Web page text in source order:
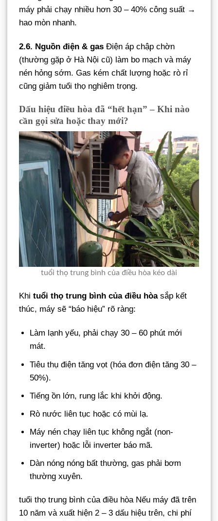
máy phải chạy nhiều hơn 30 – 40% công suất →
hao mòn nhanh.
2.6. Nguồn điện & gas Điện áp chập chờn
(thường gặp ở Hà Nội cũ) làm bo mạch và máy
nén hỏng sớm. Gas kém chất lượng hoặc rò rỉ
cũng giảm tuổi thọ nghiêm trọng.
Dấu hiệu điều hòa đã “hết hạn” – Khi nào
cần gọi sửa hoặc thay mới?
tuổi thọ trung bình của điều hòa kéo dài
Khi tuổi thọ trung bình của điều hòasắp kết
thúc, máy sẽ “báo hiệu” rõ ràng:
Làm lạnh yếu, phải chạy 30 – 60 phút mới
mát.
Tiêu thụ điện tăng vọt (hóa đơn điện tăng 30 –
50%).
Tiếng ồn lớn, rung lắc khi khởi động.
Rò nước liên tục hoặc có mùi lạ.
Máy nén chạy liên tục không ngắt (non-
inverter) hoặc lỗi inverter báo mã.
Dàn nóng nóng bất thường, gas phải bơm
thường xuyên.
tuổi thọ trung bình của điều hòa Nếu máy đã trên
10 năm và xuất hiện 2 – 3 dấu hiệu trên, chi phí